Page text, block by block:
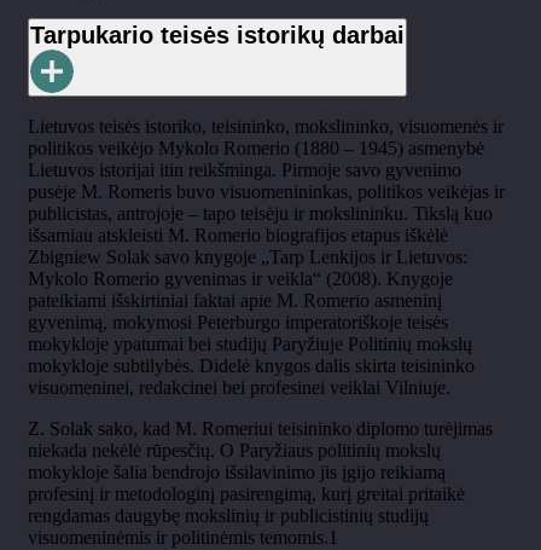
Tarpukario teisės istorikų darbai
Lietuvos teisės istoriko, teisininko, mokslininko, visuomenės ir
politikos veikėjo Mykolo Romerio (1880 – 1945) asmenybė
Lietuvos istorijai itin reikšminga. Pirmoje savo gyvenimo
pusėje M. Romeris buvo visuomenininkas, politikos veikėjas ir
publicistas, antrojoje – tapo teisėju ir mokslininku. Tikslą kuo
išsamiau atskleisti M. Romerio biografijos etapus iškėlė
Zbigniew Solak savo knygoje „Tarp Lenkijos ir Lietuvos:
Mykolo Romerio gyvenimas ir veikla“ (2008). Knygoje
pateikiami išskirtiniai faktai apie M. Romerio asmeninį
gyvenimą, mokymosi Peterburgo imperatoriškoje teisės
mokykloje ypatumai bei studijų Paryžiuje Politinių mokslų
mokykloje subtilybės. Didelė knygos dalis skirta teisininko
visuomeninei, redakcinei bei profesinei veiklai Vilniuje.
Z. Solak sako, kad M. Romeriui teisininko diplomo turėjimas
niekada nekėlė rūpesčių. O Paryžiaus politinių mokslų
mokykloje šalia bendrojo išsilavinimo jis įgijo reikiamą
profesinį ir metodologinį pasirengimą, kurį greitai pritaikė
rengdamas daugybę mokslinių ir publicistinių studijų
visuomeninėmis ir politinėmis temomis.1